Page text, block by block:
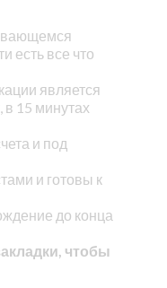
есть все что
является
15 минутах
и под
и готовы к
до конца
чтобы